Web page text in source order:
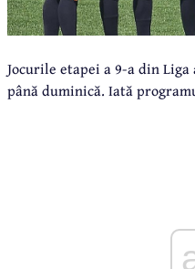
Jocurile etapei a 9-a din
până duminică. Iată